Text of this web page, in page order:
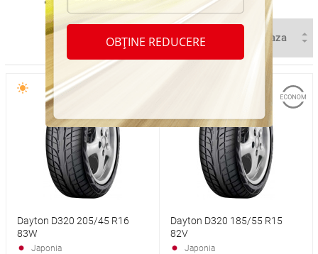
Dayton D320 205/45 R16
83W
Japonia
Dayton D320 185/55 R15
82V
Japonia
OBȚINE REDUCERE